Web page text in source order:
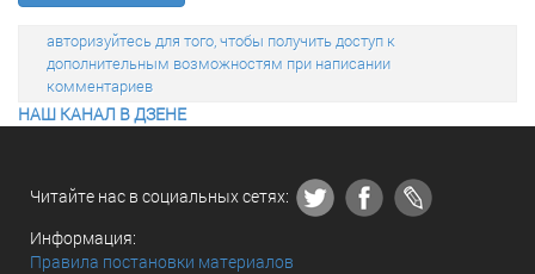
авторизуйтесь для того, чтобы получить доступ к
дополнительным возможностям при написании
комментариев
НАШ КАНАЛ В ДЗЕНЕ
Читайте нас в социальных сетях:
Информация:
Правила постановки материалов